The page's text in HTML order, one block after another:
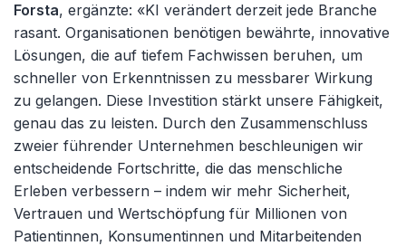
Forsta, ergänzte: «KI verändert derzeit jede Branche
rasant. Organisationen benötigen bewährte, innovative
Lösungen, die auf tiefem Fachwissen beruhen, um
schneller von Erkenntnissen zu messbarer Wirkung
zu gelangen. Diese Investition stärkt unsere Fähigkeit,
genau das zu leisten. Durch den Zusammenschluss
zweier führender Unternehmen beschleunigen wir
entscheidende Fortschritte, die das menschliche
Erleben verbessern – indem wir mehr Sicherheit,
Vertrauen und Wertschöpfung für Millionen von
Patientinnen, Konsumentinnen und Mitarbeitenden